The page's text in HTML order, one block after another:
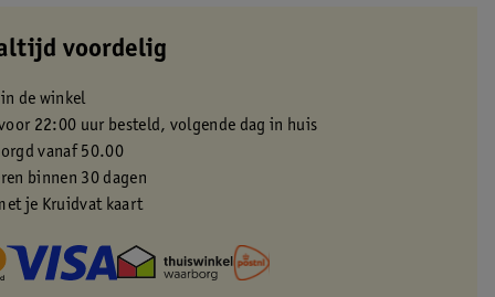
voordelig
de winkel
22:00 uur besteld, volgende dag in huis
vanaf 50.00
binnen 30 dagen
je Kruidvat kaart